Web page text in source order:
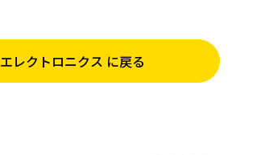
エレクトロニクス に戻る